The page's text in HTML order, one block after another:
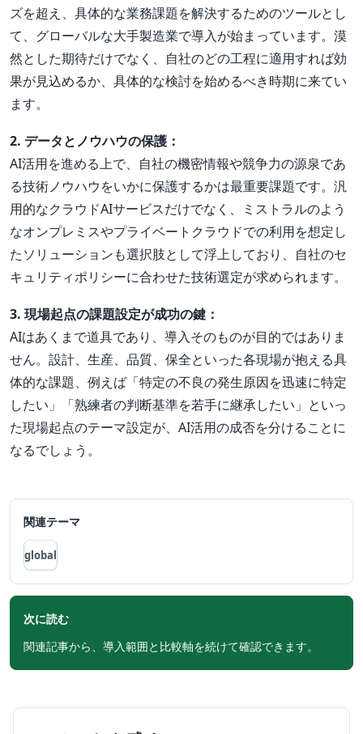
ズを超え、具体的な業務課題を解決するためのツールとし
て、グローバルな大手製造業で導入が始まっています。漠
然とした期待だけでなく、自社のどの工程に適用すれば効
果が見込めるか、具体的な検討を始めるべき時期に来てい
ます。
2. データとノウハウの保護：
AI活用を進める上で、自社の機密情報や競争力の源泉であ
る技術ノウハウをいかに保護するかは最重要課題です。汎
用的なクラウドAIサービスだけでなく、ミストラルのよう
なオンプレミスやプライベートクラウドでの利用を想定し
たソリューションも選択肢として浮上しており、自社のセ
キュリティポリシーに合わせた技術選定が求められます。
3. 現場起点の課題設定が成功の鍵：
AIはあくまで道具であり、導入そのものが目的ではありま
せん。設計、生産、品質、保全といった各現場が抱える具
体的な課題、例えば「特定の不良の発生原因を迅速に特定
したい」「熟練者の判断基準を若手に継承したい」といっ
た現場起点のテーマ設定が、AI活用の成否を分けることに
なるでしょう。
関連テーマ
global
次に読む
関連記事から、導入範囲と比較軸を続けて確認できます。